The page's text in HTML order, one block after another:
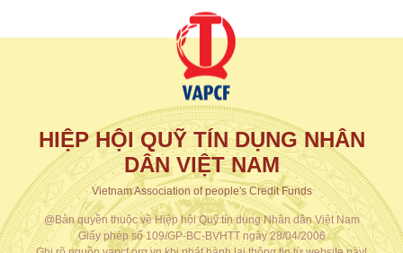
HIỆP HỘI QUỸ TÍN DỤNG NHÂN
DÂN VIỆT NAM
Vietnam Association of people's Credit Funds
@Bản quyền thuộc về Hiệp hội Quỹ tín dụng Nhân dân Việt Nam
Giấy phép số 109/GP-BC-BVHTT ngày 28/04/2006